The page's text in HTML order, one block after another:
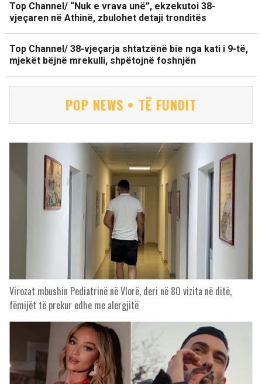
Top Channel/ “Nuk e vrava unë”, ekzekutoi 38-
vjeçaren në Athinë, zbulohet detaji tronditës
Top Channel/ 38-vjeçarja shtatzënë bie nga kati i 9-të,
mjekët bëjnë mrekulli, shpëtojnë foshnjën
POP NEWS • TË FUNDIT
Virozat mbushin Pediatrinë në Vlorë, deri në 80 vizita në ditë,
fëmijët të prekur edhe me alergjitë